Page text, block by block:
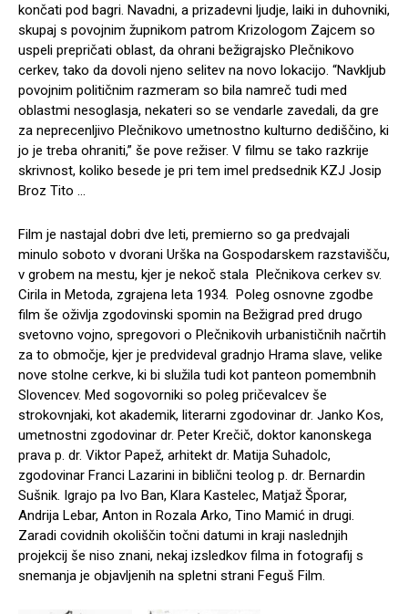
končati pod bagri. Navadni, a prizadevni ljudje, laiki in duhovniki,
skupaj s povojnim župnikom patrom Krizologom Zajcem so
uspeli prepričati oblast, da ohrani bežigrajsko Plečnikovo
cerkev, tako da dovoli njeno selitev na novo lokacijo. “Navkljub
povojnim političnim razmeram so bila namreč tudi med
oblastmi nesoglasja, nekateri so se vendarle zavedali, da gre
za neprecenljivo Plečnikovo umetnostno kulturno dediščino, ki
jo je treba ohraniti,” še pove režiser. V filmu se tako razkrije
skrivnost, koliko besede je pri tem imel predsednik KZJ Josip
Broz Tito …
Film je nastajal dobri dve leti, premierno so ga predvajali
minulo soboto v dvorani Urška na Gospodarskem razstavišču,
v grobem na mestu, kjer je nekoč stala Plečnikova cerkev sv.
Cirila in Metoda, zgrajena leta 1934. Poleg osnovne zgodbe
film še oživlja zgodovinski spomin na Bežigrad pred drugo
svetovno vojno, spregovori o Plečnikovih urbanističnih načrtih
za to območje, kjer je predvideval gradnjo Hrama slave, velike
nove stolne cerkve, ki bi služila tudi kot panteon pomembnih
Slovencev. Med sogovorniki so poleg pričevalcev še
strokovnjaki, kot akademik, literarni zgodovinar dr. Janko Kos,
umetnostni zgodovinar dr. Peter Krečič, doktor kanonskega
prava p. dr. Viktor Papež, arhitekt dr. Matija Suhadolc,
zgodovinar Franci Lazarini in biblični teolog p. dr. Bernardin
Sušnik. Igrajo pa Ivo Ban, Klara Kastelec, Matjaž Šporar,
Andrija Lebar, Anton in Rozala Arko, Tino Mamić in drugi.
Zaradi covidnih okoliščin točni datumi in kraji naslednjih
projekcij še niso znani, nekaj izsledkov filma in fotografij s
snemanja je objavljenih na spletni strani Feguš Film.